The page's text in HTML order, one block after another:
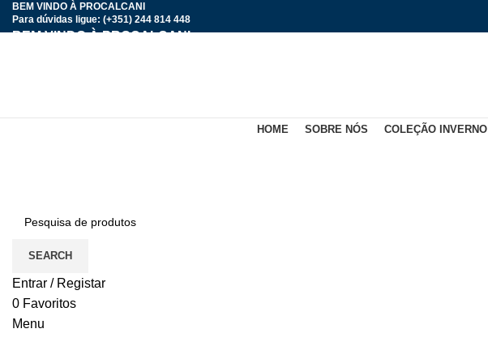
BEM VINDO À PROCALCANI
Para dúvidas ligue: (+351) 244 814 448
BEM VINDO À PROCALCANI
SEARCH
Entrar / Registar
0 Favoritos
Menu
HOME SOBRE NÓS COLEÇÃO INVERNO